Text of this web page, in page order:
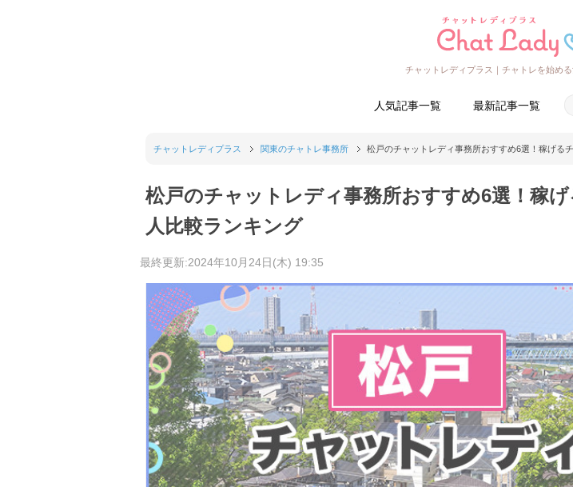
チャットレディプラス｜チャトレを始め
人気記事一覧 最新記事一覧
チャットレディプラス 関東のチャトレ事務所 松戸のチャットレディ事務所おすすめ6選！稼げる
松戸のチャットレディ事務所おすすめ6選！稼
人比較ランキング
最終更新:2024年10月24日(木) 19:35